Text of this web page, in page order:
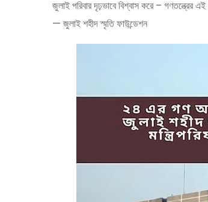
জুলাই পরিবার দৃঢ়ভাবে বিশ্বাস করে – গণতন্ত্রের
— জুলাই শহীদ স্মৃতি ফাউন্ডেশন